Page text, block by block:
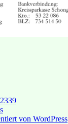
von WordPress